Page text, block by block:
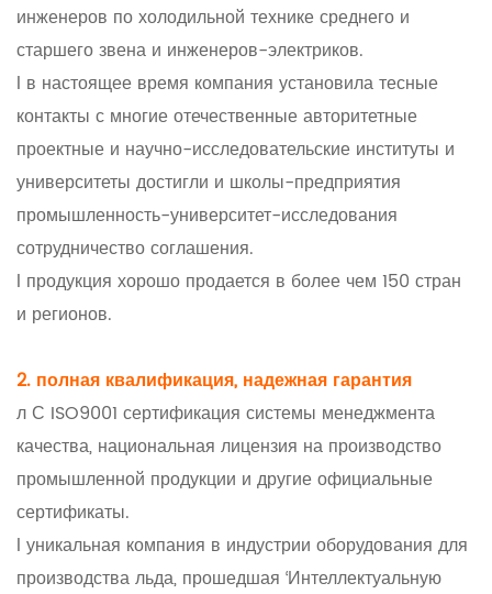
инженеров по холодильной технике среднего и
старшего звена и инженеров-электриков.
l в настоящее время компания установила тесные
контакты с многие отечественные авторитетные
проектные и научно-исследовательские институты и
университеты достигли и школы-предприятия
промышленность-университет-исследования
сотрудничество соглашения.
l продукция хорошо продается в более чем 150 стран
и регионов.
2. полная квалификация, надежная гарантия
л С ISO9001 сертификация системы менеджмента
качества, национальная лицензия на производство
промышленной продукции и другие официальные
сертификаты.
l уникальная компания в индустрии оборудования для
производства льда, прошедшая ‘Интеллектуальную